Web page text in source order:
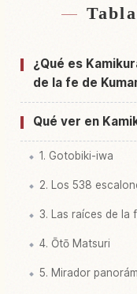
Buscar
Buscar
¿Qué es
de la fe de
Qué ver en
1. Gotobiki-iwa
2. Los 538
3. Las raíces de la
4. Ōtō Matsuri
5. Mirador